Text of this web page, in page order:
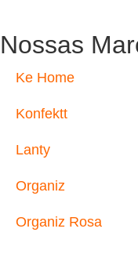
Nossas
Ke Home
Konfektt
Lanty
Organiz
Organiz Rosa